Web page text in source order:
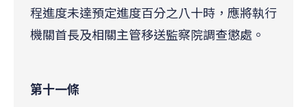
程進度未達預定進度百分之八十時，應將執行
機關首長及相關主管移送監察院調查懲處。
第十一條